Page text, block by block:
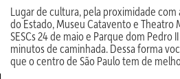
Lugar de cultura, pela proximidade com
do Estado, Museu Catavento e Theatro
SESCs 24 de maio e Parque dom Pedro
minutos de caminhada. Dessa forma
que o centro de São Paulo tem de